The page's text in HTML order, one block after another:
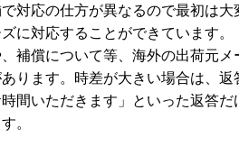
対応の仕方が異なるので最初は大
に対応することができています。
補償について等、海外の出荷元
ります。時差が大きい場合は、
間いただきます」といった返答
。